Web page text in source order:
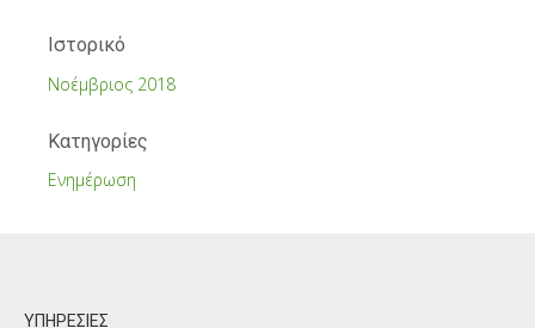
Ιστορικό
Νοέμβριος 2018
Kατηγορίες
Ενημέρωση
ΥΠΗΡΕΣΊΕΣ